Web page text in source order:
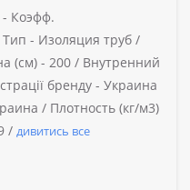
Коэфф.
Тип - Изоляция труб /
(см) - 200 / Внутренний
бренду - Украина
/ Плотность (кг/м3)
/ дивитись все